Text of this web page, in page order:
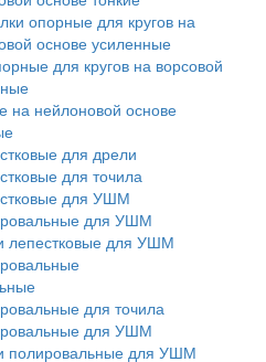
опорные для кругов на
основе усиленные
для кругов на ворсовой
на нейлоновой основе
для дрели
для точила
для УШМ
для УШМ
лепестковые для УШМ
для точила
для УШМ
полировальные для УШМ